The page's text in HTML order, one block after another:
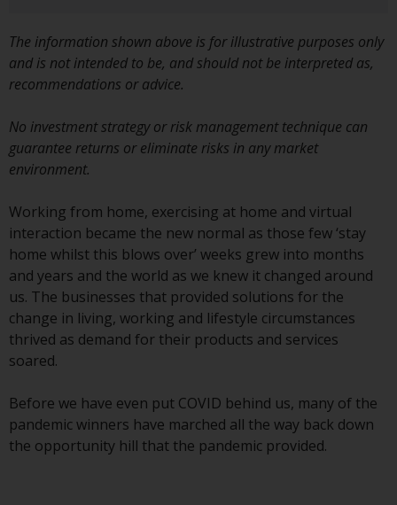
Obwohl Sie ein Land ausgewählt
haben, richtet sich diese Website
nicht an eine bestimmte
eine globale Website. Auf dieser
Website erwähnte Produkte oder
Dienstleistungen unterliegen
Anforderungen und sind
möglicherweise nicht in allen
Gerichtsbarkeiten verfügbar. Auf
dieser Website erwähnte
Produkte oder Dienstleistungen
werden auf der Grundlage
bestimmter Registrierungen in
Richtlinien zur Koordinierung von
Gesetzen, Vorschriften und
Verwaltungsvorschriften in Bezug
The information shown above is for illustrative purposes only
and is not intended to be, and should not be interpreted as,
recommendations or advice.
No investment strategy or risk management technique can
guarantee returns or eliminate risks in any market
environment.
Working from home, exercising at home and virtual
interaction became the new normal as those few ‘stay
home whilst this blows over’ weeks grew into months
and years and the world as we knew it changed around
us. The businesses that provided solutions for the
change in living, working and lifestyle circumstances
thrived as demand for their products and services
soared.
Before we have even put COVID behind us, many of the
pandemic winners have marched all the way back down
the opportunity hill that the pandemic provided.